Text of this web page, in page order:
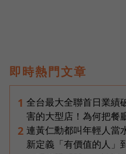
即時熱門文章
1 全台最大全聯首日業績
害的大型店！為何把餐
2 連黃仁勳都叫年輕人當
新定義「有價值的人」